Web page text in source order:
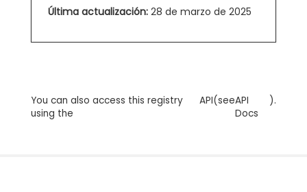
Última actualización: 28 de marzo de 2025
You can also access this registry
using the
API(seeAPI
Docs
).